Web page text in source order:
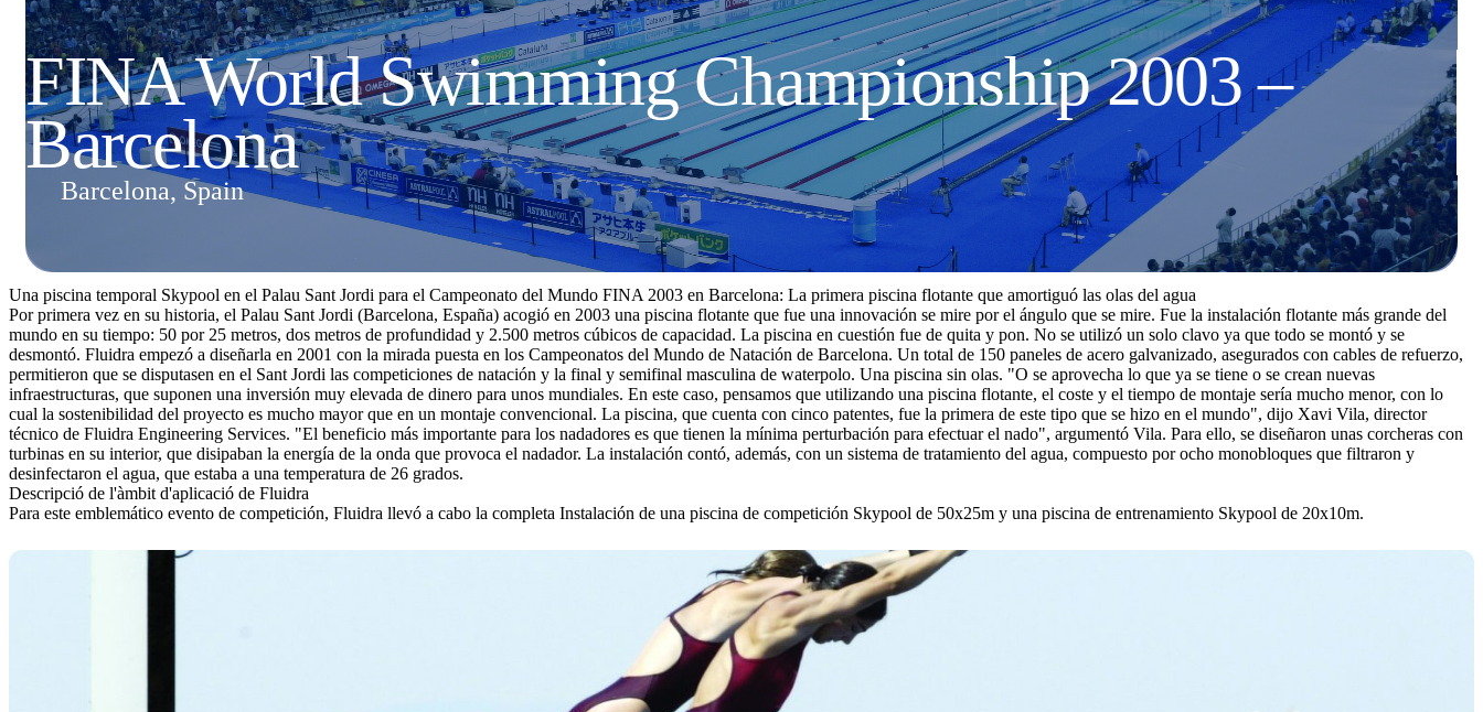
FINA World Swimming Championship 2003 –
Barcelona
Barcelona, Spain
Una piscina temporal Skypool en el Palau Sant Jordi para el Campeonato del Mundo FINA 2003 en Barcelona: La primera piscina flotante que amortiguó las olas del agua
Por primera vez en su historia, el Palau Sant Jordi (Barcelona, España) acogió en 2003 una piscina flotante que fue una innovación se mire por el ángulo que se mire. Fue la instalación flotante más grande del
mundo en su tiempo: 50 por 25 metros, dos metros de profundidad y 2.500 metros cúbicos de capacidad. La piscina en cuestión fue de quita y pon. No se utilizó un solo clavo ya que todo se montó y se
desmontó. Fluidra empezó a diseñarla en 2001 con la mirada puesta en los Campeonatos del Mundo de Natación de Barcelona. Un total de 150 paneles de acero galvanizado, asegurados con cables de refuerzo,
permitieron que se disputasen en el Sant Jordi las competiciones de natación y la final y semifinal masculina de waterpolo. Una piscina sin olas. "O se aprovecha lo que ya se tiene o se crean nuevas
infraestructuras, que suponen una inversión muy elevada de dinero para unos mundiales. En este caso, pensamos que utilizando una piscina flotante, el coste y el tiempo de montaje sería mucho menor, con lo
cual la sostenibilidad del proyecto es mucho mayor que en un montaje convencional. La piscina, que cuenta con cinco patentes, fue la primera de este tipo que se hizo en el mundo", dijo Xavi Vila, director
técnico de Fluidra Engineering Services. "El beneficio más importante para los nadadores es que tienen la mínima perturbación para efectuar el nado", argumentó Vila. Para ello, se diseñaron unas corcheras con
turbinas en su interior, que disipaban la energía de la onda que provoca el nadador. La instalación contó, además, con un sistema de tratamiento del agua, compuesto por ocho monobloques que filtraron y
desinfectaron el agua, que estaba a una temperatura de 26 grados.
Descripció de l'àmbit d'aplicació de Fluidra
Para este emblemático evento de competición, Fluidra llevó a cabo la completa Instalación de una piscina de competición Skypool de 50x25m y una piscina de entrenamiento Skypool de 20x10m.